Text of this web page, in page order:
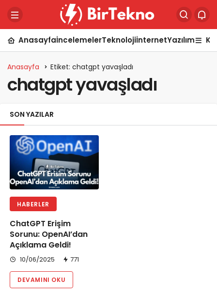
AnasayfaİncelemelerTeknolojiİnternetYazılım
Anasayfa Etiket: chatgpt yavaşladı
chatgpt yavaşladı
SON YAZILAR
HABERLER
ChatGPT Erişim
Sorunu: OpenAI’dan
Açıklama Geldi!
10/06/2025 771
DEVAMINI OKU